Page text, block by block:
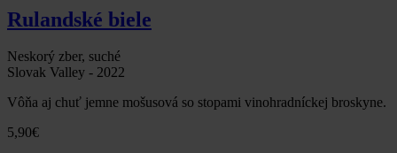
suché
Vinum
Nobile
Rulandské biele
Neskorý zber, suché
Slovak Valley - 2022
Vôňa aj chuť jemne mošusová so stopami vinohradníckej broskyne.
5,90€